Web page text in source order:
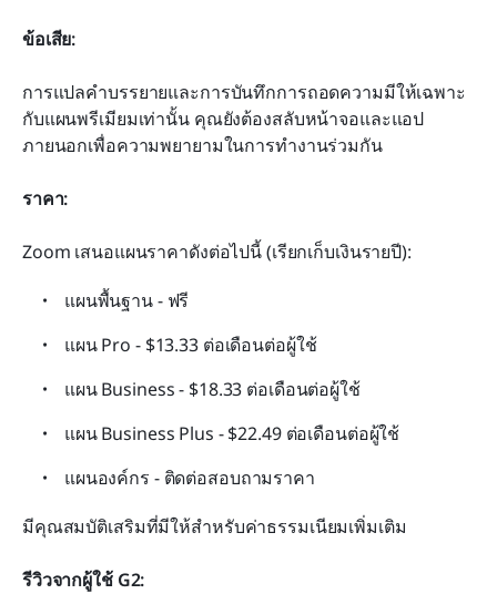
ข้อเสีย:
การแปลคำบรรยายและการบันทึกการถอดความมีให้เฉพาะ
กับแผนพรีเมียมเท่านั้น คุณยังต้องสลับหน้าจอและแอป
ภายนอกเพื่อความพยายามในการทำงานร่วมกัน
ราคา:
Zoom เสนอแผนราคาดังต่อไปนี้ (เรียกเก็บเงินรายปี):
แผนพื้นฐาน - ฟรี
แผน Pro - $13.33 ต่อเดือนต่อผู้ใช้
แผน Business - $18.33 ต่อเดือนต่อผู้ใช้
แผน Business Plus - $22.49 ต่อเดือนต่อผู้ใช้
แผนองค์กร - ติดต่อสอบถามราคา
มีคุณสมบัติเสริมที่มีให้สำหรับค่าธรรมเนียมเพิ่มเติม
รีวิวจากผู้ใช้ G2: